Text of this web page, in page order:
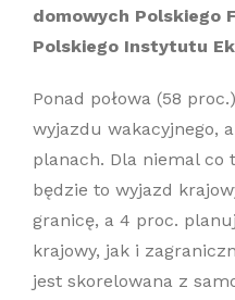
domowych Polskiego
Polskiego Instytutu
Ponad połowa (58
wyjazdu wakacyjnego,
planach. Dla niemal co
będzie to wyjazd
granicę, a 4 proc.
krajowy, jak i
jest skorelowana z